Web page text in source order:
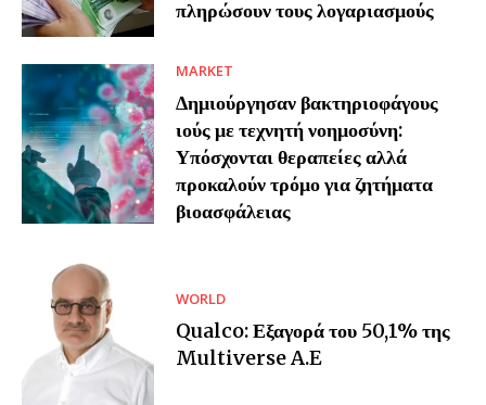
πληρώσουν τους λογαριασμούς
MARKET
Δημιούργησαν βακτηριοφάγους
ιούς με τεχνητή νοημοσύνη:
Υπόσχονται θεραπείες αλλά
προκαλούν τρόμο για ζητήματα
βιοασφάλειας
WORLD
Qualco: Εξαγορά του 50,1% της
Multiverse A.E